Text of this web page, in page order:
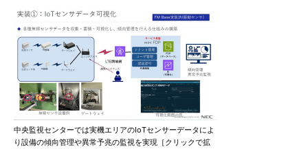
中央監視センターでは実機エリアのIoTセンサーデータによ
り設備の傾向管理や異常予兆の監視を実現［クリックで拡